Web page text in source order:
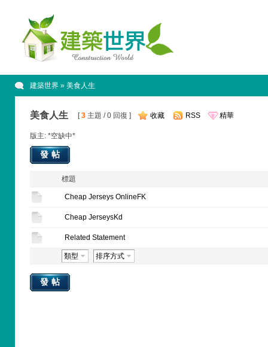
建築世界» 美食人生
美食人生 [3主題 / 0 回復 ] 收藏 RSS 精華
版主: *空缺中*
發帖
標題
Cheap Jerseys OnlineFK
Cheap JerseysKd
Related Statement
類型 排序方式
發帖